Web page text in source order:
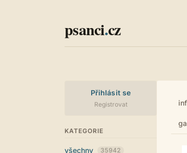
psanci.cz
Přihlásit se
Registrovat
KATEGORIE
všechny 35942